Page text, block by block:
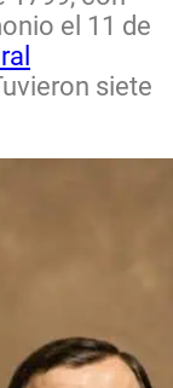
el 11 de
siete